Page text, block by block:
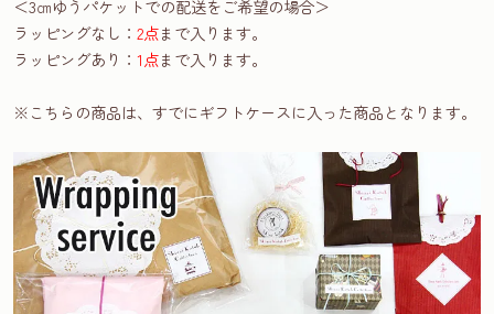
＜3㎝ゆうパケットでの配送をご希望の場合＞
ラッピングなし： 2点まで入ります。
ラッピングあり： 1点まで入ります。
※こちらの商品は、すでにギフトケースに入った商品となります。